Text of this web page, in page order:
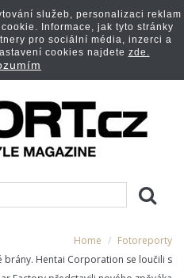
Home
Fotoreporty
brány. Hentai Corporation se loučili s
služeb, personalizaci reklam
Informace, jak tyto stránky
pro sociální média, inzerci a
cookies najdete zde.